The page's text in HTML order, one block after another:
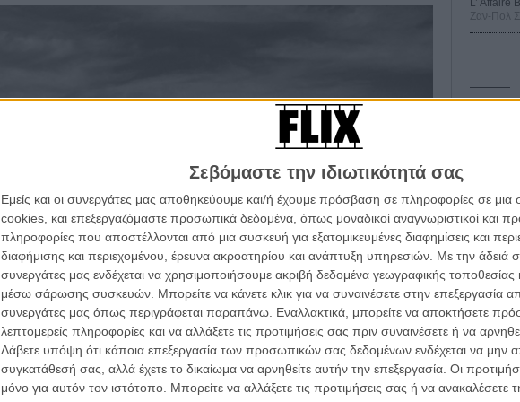
Σεβόμαστε την ιδιωτικότητά σας
Εμείς και οι συνεργάτες μας αποθηκεύουμε και/ή έχουμε πρόσβαση σε πληροφορίες σε
cookies, και επεξεργαζόμαστε προσωπικά δεδομένα, όπως μοναδικοί αναγνωριστικοί και
πληροφορίες που αποστέλλονται από μια συσκευή για εξατομικευμένες διαφημίσεις και
διαφήμισης και περιεχομένου, έρευνα ακροατηρίου και ανάπτυξη υπηρεσιών. Με την άδειά
συνεργάτες μας ενδέχεται να χρησιμοποιήσουμε ακριβή δεδομένα γεωγραφικής τοποθεσίας
μέσω σάρωσης συσκευών. Μπορείτε να κάνετε κλικ για να συναινέσετε στην επεξεργασία
συνεργάτες μας όπως περιγράφεται παραπάνω. Εναλλακτικά, μπορείτε να αποκτήσετε
λεπτομερείς πληροφορίες και να αλλάξετε τις προτιμήσεις σας πριν συναινέσετε ή να
Λάβετε υπόψη ότι κάποια επεξεργασία των προσωπικών σας δεδομένων ενδέχεται να μην
συγκατάθεσή σας, αλλά έχετε το δικαίωμα να αρνηθείτε αυτήν την επεξεργασία. Οι
μόνο για αυτόν τον ιστότοπο. Μπορείτε να αλλάξετε τις προτιμήσεις σας ή να ανακαλέσετε
L’ Affaire
Ζαν-Πολ
Ο
10
τον
για να τα βλέπεις όλα σινεμά...
Η κινηματογραφική εβδομάδα
με τον τρόπο του flix
το newsletterτου flix, στο inbox σου
κινηματογραφικές ειδήσεις | νέες ταινίες | πρόγραμμα αιθουσών για όλη την Ελλάδα |
κριτικές | συνεντεύξεις | απόψεις | αφιερώματα | διαγωνισμοί